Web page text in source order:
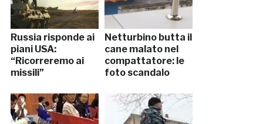
Russia risponde ai
piani USA:
“Ricorreremo ai
missili”
Netturbino butta il
cane malato nel
compattatore: le
foto scandalo